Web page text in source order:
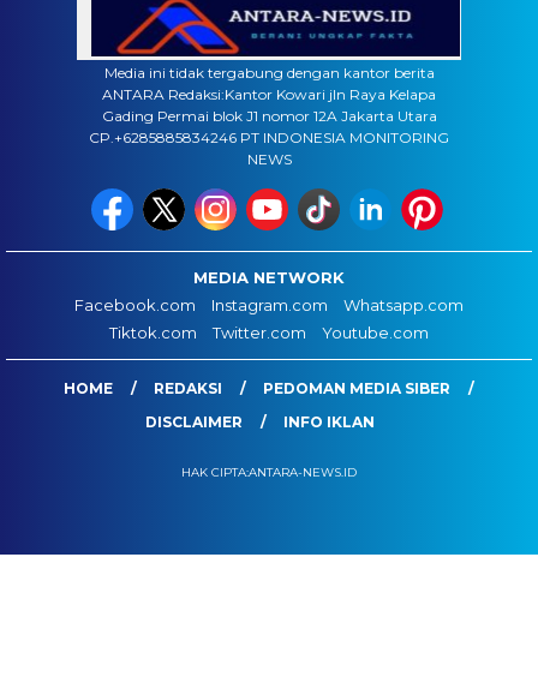
Media ini tidak tergabung dengan kantor berita
ANTARA Redaksi:Kantor Kowari jln Raya Kelapa
Gading Permai blok J1 nomor 12A Jakarta Utara
CP.+6285885834246 PT INDONESIA MONITORING
NEWS
MEDIA NETWORK
Facebook.com
Instagram.com
Whatsapp.com
Tiktok.com
Twitter.com Youtube.com
HOME REDAKSI
PEDOMAN MEDIA SIBER
DISCLAIMER
INFO IKLAN
HAK CIPTA:ANTARA-NEWS.ID